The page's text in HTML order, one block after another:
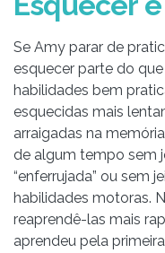
Se Amy parar de
esquecer parte do
habilidades bem
esquecidas mais
arraigadas na
de algum tempo sem
“enferrujada” ou sem
habilidades motoras.
reaprendê-las mais
aprendeu pela